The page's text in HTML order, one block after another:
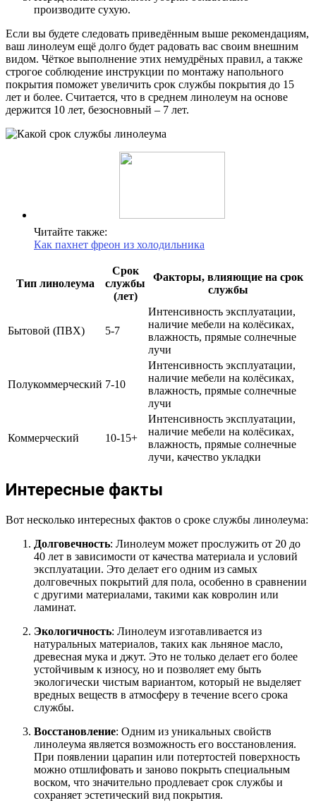
производите сухую.
Если вы будете следовать приведённым выше рекомендациям,
ваш линолеум ещё долго будет радовать вас своим внешним
видом. Чёткое выполнение этих немудрёных правил, а также
строгое соблюдение инструкции по монтажу напольного
покрытия поможет увеличить срок службы покрытия до 15
лет и более. Считается, что в среднем линолеум на основе
держится 10 лет, безосновный – 7 лет.
Читайте также:
Как пахнет фреон из холодильника
Тип линолеума
Срок
службы
(лет)
Факторы, влияющие на срок
службы
Бытовой (ПВХ) 5-7
Интенсивность эксплуатации,
наличие мебели на колёсиках,
влажность, прямые солнечные
лучи
Полукоммерческий 7-10
Интенсивность эксплуатации,
наличие мебели на колёсиках,
влажность, прямые солнечные
лучи
Коммерческий 10-15+
Интенсивность эксплуатации,
наличие мебели на колёсиках,
влажность, прямые солнечные
лучи, качество укладки
Интересные факты
Вот несколько интересных фактов о сроке службы линолеума:
Долговечность: Линолеум может прослужить от 20 до
40 лет в зависимости от качества материала и условий
эксплуатации. Это делает его одним из самых
долговечных покрытий для пола, особенно в сравнении
с другими материалами, такими как ковролин или
ламинат.
Экологичность: Линолеум изготавливается из
натуральных материалов, таких как льняное масло,
древесная мука и джут. Это не только делает его более
устойчивым к износу, но и позволяет ему быть
экологически чистым вариантом, который не выделяет
вредных веществ в атмосферу в течение всего срока
службы.
Восстановление: Одним из уникальных свойств
линолеума является возможность его восстановления.
При появлении царапин или потертостей поверхность
можно отшлифовать и заново покрыть специальным
воском, что значительно продлевает срок службы и
сохраняет эстетический вид покрытия.